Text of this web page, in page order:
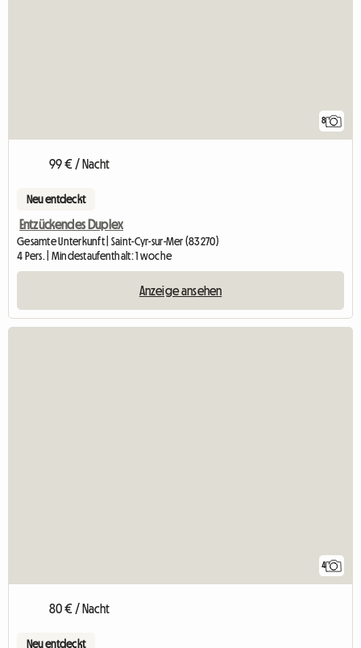
8
99 € / Nacht
Neu entdeckt
Entzückendes Duplex
Gesamte Unterkunft | Saint-Cyr-sur-Mer (83270)
4 Pers. | Mindestaufenthalt: 1 woche
Anzeige ansehen
4
80 € / Nacht
Neu entdeckt